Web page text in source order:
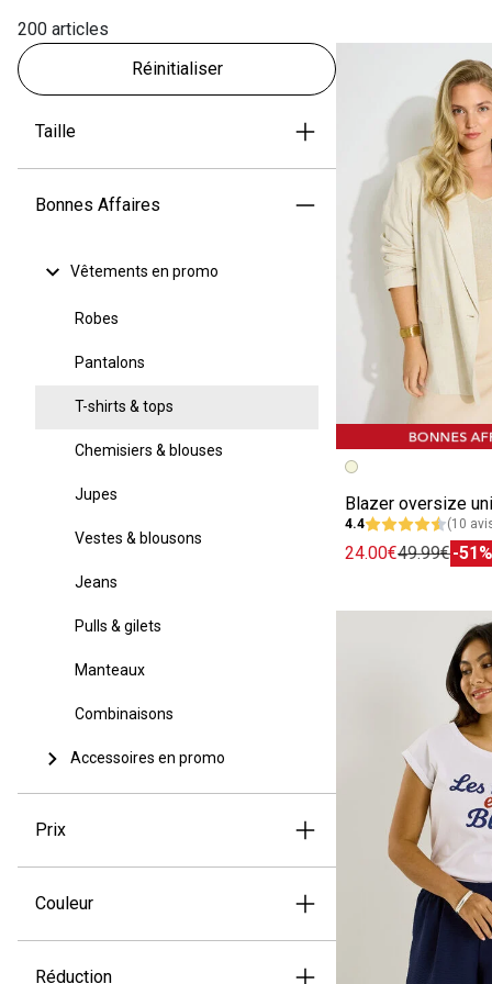
200 articles
Réinitialiser
Taille
Bonnes Affaires
Vêtements en promo
Robes
Pantalons
T-shirts & tops
Chemisiers & blouses
Jupes
Vestes & blousons
Jeans
Pulls & gilets
Manteaux
Combinaisons
Accessoires en promo
Prix
Couleur
Réduction
Image précédente
Image suivante
Blazer oversize
4.4 (10
24.00€49.99€-51%